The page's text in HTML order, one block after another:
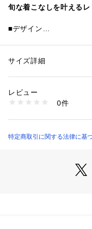
旬な着こなしを叶える
■デザイン
お作りしました。
す。
コーディネートのアク
■素材
色によってボーダーの
表情を楽しんでいただけ
性別：レディース
素材：本体 ； コットン
生産国：日本製
商品番号：1270100034918
サイズ詳細
レビュー
0件
特定商取引に関する法律に基